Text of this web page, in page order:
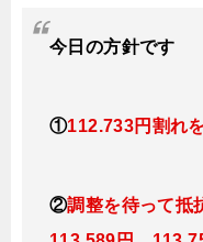
今日 の方針です
①112.733円割れ
②調整を待って抵